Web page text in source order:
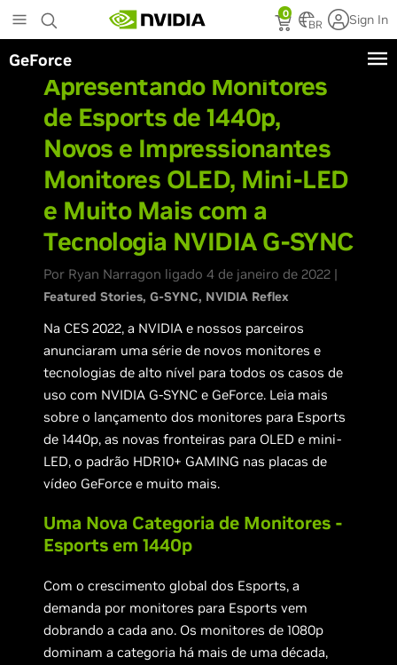
to
main
content
0
BR Sign In
GeForce
Apresentando Monitores
de Esports de 1440p,
Novos e Impressionantes
Monitores OLED, Mini-LED
e Muito Mais com a
Tecnologia NVIDIA G-SYNC
Por Ryan Narragon ligado 4 de janeiro de 2022 |
Featured Stories G-SYNC NVIDIA Reflex
Na CES 2022, a NVIDIA e nossos parceiros
anunciaram uma série de novos monitores e
tecnologias de alto nível para todos os casos de
uso com NVIDIA G-SYNC e GeForce. Leia mais
sobre o lançamento dos monitores para Esports
de 1440p, as novas fronteiras para OLED e mini-
LED, o padrão HDR10+ GAMING nas placas de
vídeo GeForce e muito mais.
Uma Nova Categoria de Monitores -
Esports em 1440p
Com o crescimento global dos Esports, a
demanda por monitores para Esports vem
dobrando a cada ano. Os monitores de 1080p
dominam a categoria há mais de uma década,